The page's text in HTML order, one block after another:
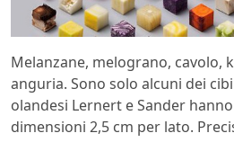
Melanzane, melograno, cavolo,
anguria. Sono solo alcuni dei
olandesi Lernert e Sander
dimensioni 2,5 cm per lato.